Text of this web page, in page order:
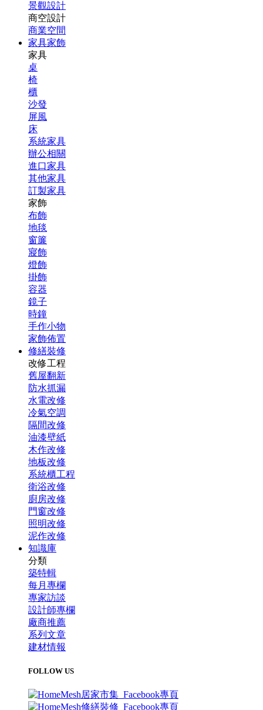
景觀設計
商空設計
商業空間
家具家飾
家具
桌
椅
櫃
沙發
屏風
床
系統家具
辦公相關
進口家具
其他家具
訂製家具
家飾
布飾
地毯
窗簾
寢飾
燈飾
掛飾
容器
鏡子
時鐘
手作小物
家飾佈置
修繕裝修
改修工程
舊屋翻新
防水抓漏
水電改修
冷氣空調
隔間改修
油漆壁紙
木作改修
地板改修
系統櫃工程
衛浴改修
廚房改修
門窗改修
照明改修
泥作改修
知識庫
分類
築特輯
每月專欄
專家訪談
設計師專欄
廠商推薦
系列文章
建材情報
FOLLOW US